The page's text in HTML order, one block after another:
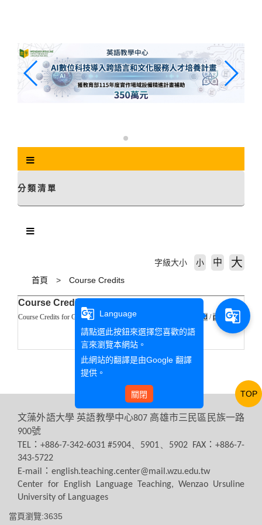
分類清單
首頁 Course Credits
字級大小 小 中 大
Course Credits
Course Credits for General English Program (4-year College): word /pdf
文藻外語大學 英語教學中心807 高雄市三民區民族一路
900號
TEL ：+886-7-342-6031 #5904、5901、5902 FAX：+886-7-
343-5722
E-mail
： english.teaching.center@mail.wzu.edu.tw
Center for English Language Teaching, Wenzao Ursuline
University of Languages
當頁瀏覽:3635
TOP
g_translate
Language
請點選此按鈕來選擇您喜歡的語
言來瀏覽本網站。
此網站的翻譯是由Google 翻譯
提供。
關閉
g_translate